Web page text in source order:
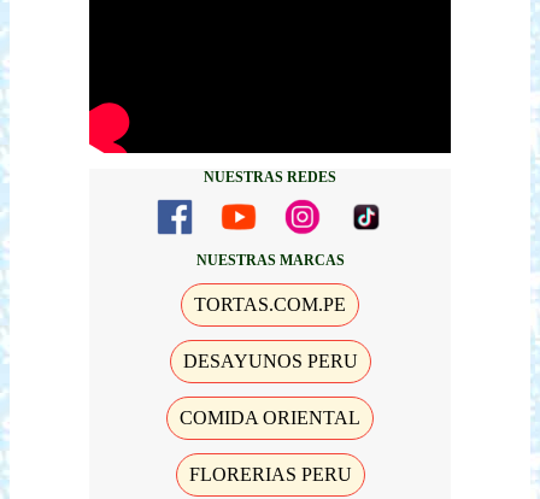
NUESTRAS REDES
NUESTRAS MARCAS
TORTAS.COM.PE
DESAYUNOS PERU
COMIDA ORIENTAL
FLORERIAS PERU